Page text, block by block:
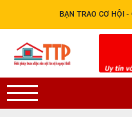
BẠN TRAO CƠ HỘI -